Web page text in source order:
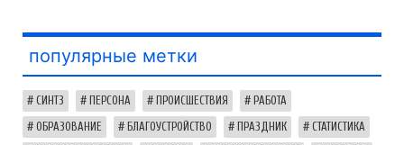
популярные метки
СИНТЗ ПЕРСОНА ПРОИСШЕСТВИЯ РАБОТА
ОБРАЗОВАНИЕ БЛАГОУСТРОЙСТВО ПРАЗДНИК СТАТИСТИКА